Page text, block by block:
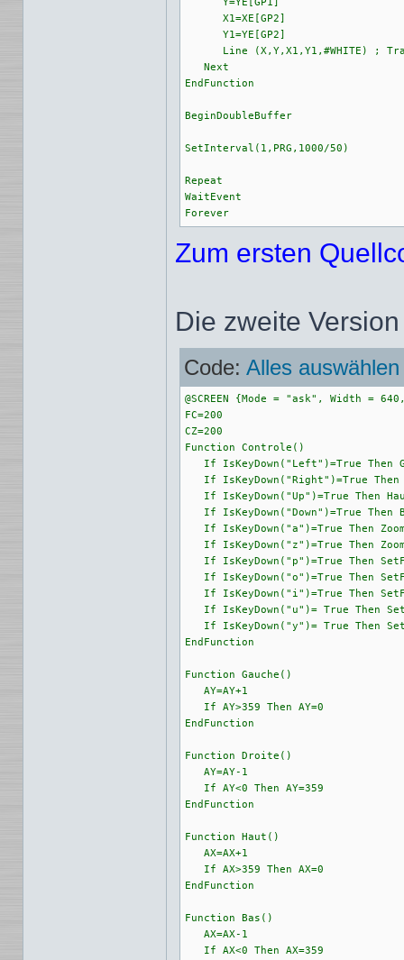
      X1=XE[GP2]
      Y1=YE[GP2]
Line (X,Y,X1,Y1,#WHITE) ;
   Next
EndFunction
BeginDoubleBuffer
SetInterval(1,PRG,1000/50)
Repeat
WaitEvent
Forever
Zum ersten
Die zweite
Code: Alles auswählen
@SCREEN {Mode = "ask", Width =
FC=200
CZ=200
Function Controle()
If IsKeyDown("Left")=True Then
If IsKeyDown("Right")=True
If IsKeyDown("Up")=True Then
If IsKeyDown("Down")=True Then
If IsKeyDown("a")=True Then
If IsKeyDown("z")=True Then
If IsKeyDown("p")=True Then
If IsKeyDown("o")=True Then
If IsKeyDown("i")=True Then
If IsKeyDown("u")= True Then
If IsKeyDown("y")= True Then
EndFunction
Function Gauche()
   AY=AY+1
   If AY>359 Then AY=0
EndFunction
Function Droite()
   AY=AY-1
   If AY<0 Then AY=359
EndFunction
Function Haut()
   AX=AX+1
   If AX>359 Then AX=0
EndFunction
Function Bas()
   AX=AX-1
   If AX<0 Then AX=359